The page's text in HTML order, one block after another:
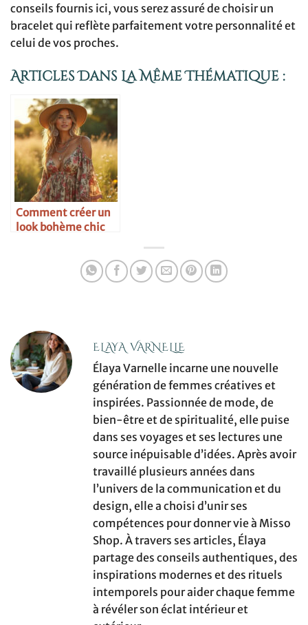
conseils fournis ici, vous serez assuré de choisir un
bracelet qui reflète parfaitement votre personnalité et
celui de vos proches.
Articles Dans La Même Thématique :
Comment créer un
look bohème chic
ELAYA VARNELLE
Élaya Varnelle incarne une nouvelle
génération de femmes créatives et
inspirées. Passionnée de mode, de
bien-être et de spiritualité, elle puise
dans ses voyages et ses lectures une
source inépuisable d’idées. Après avoir
travaillé plusieurs années dans
l’univers de la communication et du
design, elle a choisi d’unir ses
compétences pour donner vie à Misso
Shop. À travers ses articles, Élaya
partage des conseils authentiques, des
inspirations modernes et des rituels
intemporels pour aider chaque femme
à révéler son éclat intérieur et